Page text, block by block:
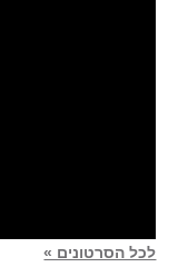
לכל הסרטונים »